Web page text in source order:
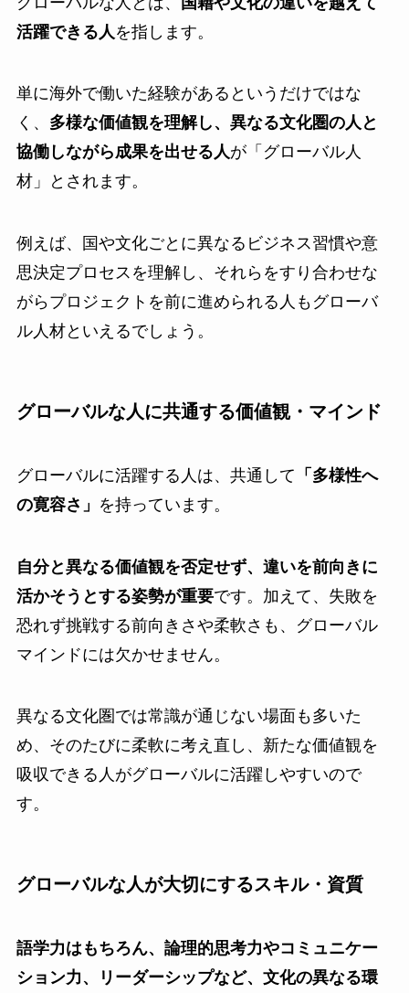
活躍できる人 を指します。
単に海外で働いた経験があるというだけではな
く、 多様な価値観を理解し、異なる文化圏の人と
協働しながら成果を出せる人が「グローバル人
材」とされます。
例えば、国や文化ごとに異なるビジネス習慣や意
思決定プロセスを理解し、それらをすり合わせな
がらプロジェクトを前に進められる人もグローバ
ル人材といえるでしょう。
グローバルな人に共通する価値観・マインド
グローバルに活躍する人は、共通して 「多様性へ
の寛容さ」 を持っています。
自分と異なる価値観を否定せず、違いを前向きに
活かそうとする姿勢が重要です。加えて、失敗を
恐れず挑戦する前向きさや柔軟さも、グローバル
マインドには欠かせません。
異なる文化圏では常識が通じない場面も多いた
め、そのたびに柔軟に考え直し、新たな価値観を
吸収できる人がグローバルに活躍しやすいので
す。
グローバルな人が大切にするスキル・資質
語学力はもちろん、論理的思考力やコミュニケー
ション力、リーダーシップなど、文化の異なる環